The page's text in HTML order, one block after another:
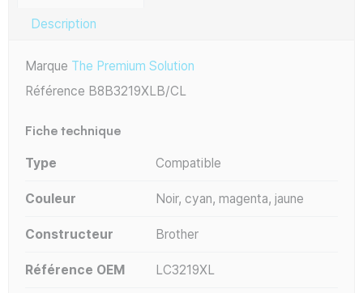
Description
Marque The Premium Solution
Référence B8B3219XLB/CL
Fiche technique
Type Compatible
Couleur Noir, cyan, magenta, jaune
Constructeur Brother
Référence OEM LC3219XL